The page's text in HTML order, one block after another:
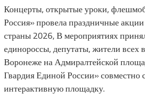
Концерты, открытые уроки,
Россия» провела праздничные
страны 2026, В мероприятиях
единороссы, депутаты, жители всех
Воронеже на Адмиралтейской
Гвардия Единой России»
интерактивную площадку.